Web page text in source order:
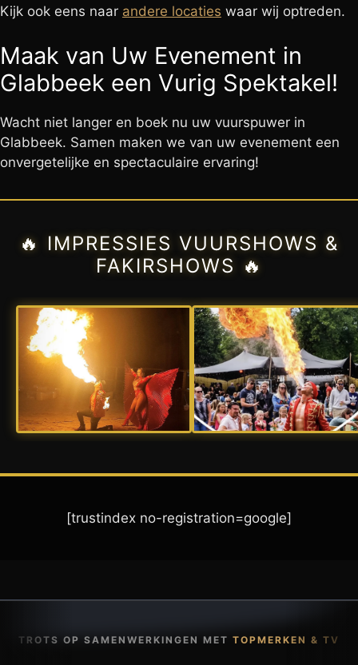
Kijk ook eens naar andere locaties waar wij optreden.
Maak van Uw Evenement in
Glabbeek een Vurig Spektakel!
Wacht niet langer en boek nu uw vuurspuwer in
Glabbeek. Samen maken we van uw evenement een
onvergetelijke en spectaculaire ervaring!
🔥 IMPRESSIES VUURSHOWS &
FAKIRSHOWS 🔥
[trustindex no-registration=google]
TROTS OP SAMENWERKINGEN MET TOPMERKEN & TV